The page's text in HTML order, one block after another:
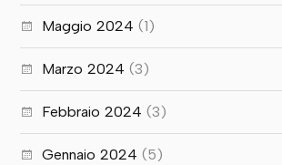
Maggio 2024 (1)
Marzo 2024 (3)
Febbraio 2024 (3)
Gennaio 2024 (5)